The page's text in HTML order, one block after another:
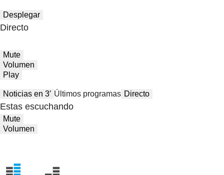
Desplegar
Directo
Mute
Volumen
Play
Noticias en 3′ Últimos programas Directo
Estas escuchando
Mute
Volumen